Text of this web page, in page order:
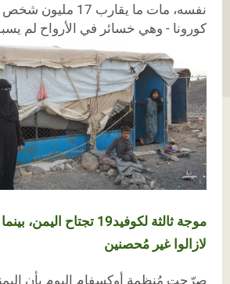
نفسه، مات ما يقارب
كورونا - وهي خسائر في الأرواح لم
لازالوا غير مُحصنين
صرّحت مُنظمة أوكسفام اليوم بأن